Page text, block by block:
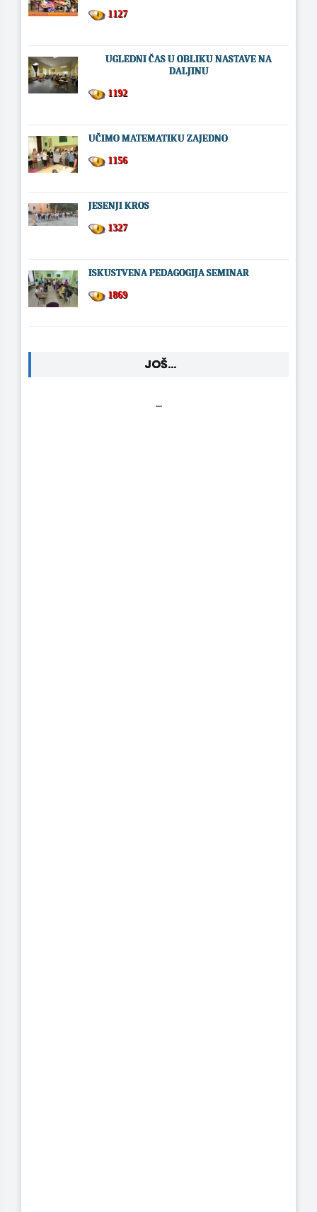
1127
UGLEDNI ČAS U OBLIKU NASTAVE NA
DALJINU
1192
UČIMO MATEMATIKU ZAJEDNO
1156
JESENJI KROS
1327
ISKUSTVENA PEDAGOGIJA SEMINAR
1869
JOŠ...
...